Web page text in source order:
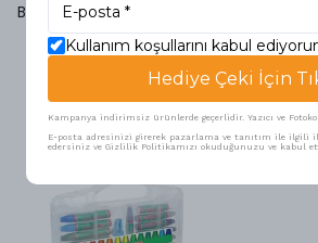
Bu ürün için henüz yorum yapılmamış.
Benzer
Kullanım koşullarını kabul
Hediye Çeki İçin
Kampanya indirimsiz ürünlerde geçerlidir. Yazıcı ve
E-posta adresinizi girerek pazarlama ve tanıtım ile ilgili
edersiniz ve Gizlilik Politikamızı okuduğunuzu ve kabul